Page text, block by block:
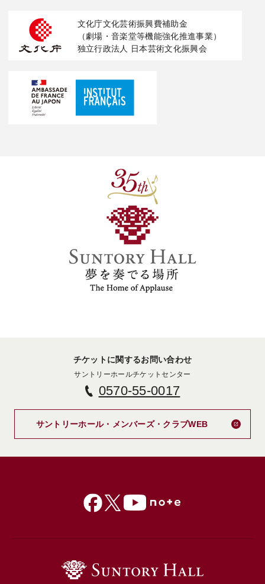
文化庁文化芸術振興費補助金
（劇場・音楽堂等機能強化推進事業）
独立行政法人 日本芸術文化振興会
チケットに関するお問い合わせ
サントリーホールチケットセンター
0570-55-0017
サントリーホール・メンバーズ・クラブWEB